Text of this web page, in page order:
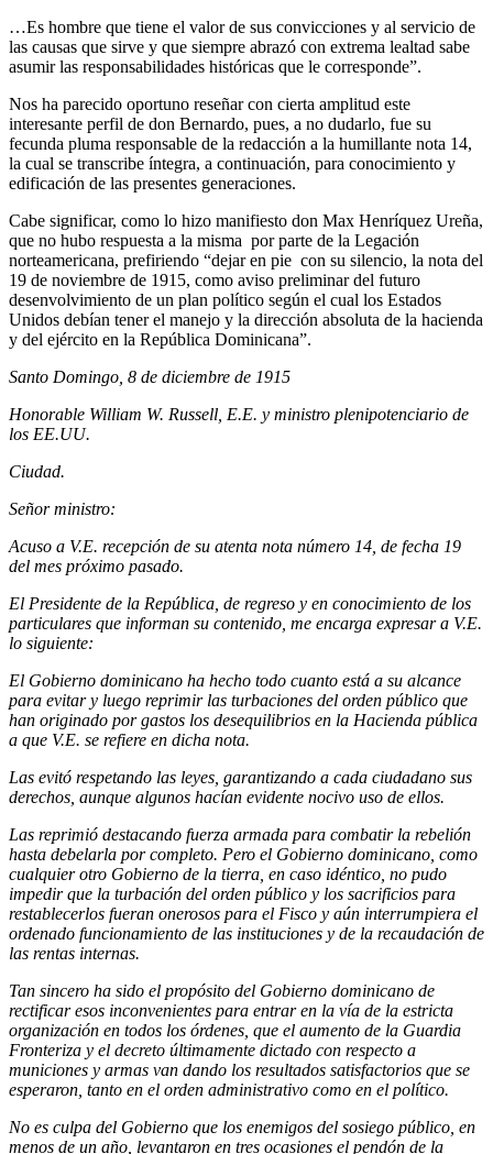
…Es hombre que tiene el valor de sus convicciones y al servicio de
las causas que sirve y que siempre abrazó con extrema lealtad sabe
asumir las responsabilidades históricas que le corresponde”.
Nos ha parecido oportuno reseñar con cierta amplitud este
interesante perfil de don Bernardo, pues, a no dudarlo, fue su
fecunda pluma responsable de la redacción a la humillante nota 14,
la cual se transcribe íntegra, a continuación, para conocimiento y
edificación de las presentes generaciones.
Cabe significar, como lo hizo manifiesto don Max Henríquez Ureña,
que no hubo respuesta a la misma por parte de la Legación
norteamericana, prefiriendo “dejar en pie con su silencio, la nota del
19 de noviembre de 1915, como aviso preliminar del futuro
desenvolvimiento de un plan político según el cual los Estados
Unidos debían tener el manejo y la dirección absoluta de la hacienda
y del ejército en la República Dominicana”.
Santo Domingo, 8 de diciembre de 1915
Honorable William W. Russell, E.E. y ministro plenipotenciario de
los EE.UU.
Ciudad.
Señor ministro:
Acuso a V.E. recepción de su atenta nota número 14, de fecha 19
del mes próximo pasado.
El Presidente de la República, de regreso y en conocimiento de los
particulares que informan su contenido, me encarga expresar a V.E.
lo siguiente:
El Gobierno dominicano ha hecho todo cuanto está a su alcance
para evitar y luego reprimir las turbaciones del orden público que
han originado por gastos los desequilibrios en la Hacienda pública
a que V.E. se refiere en dicha nota.
Las evitó respetando las leyes, garantizando a cada ciudadano sus
derechos, aunque algunos hacían evidente nocivo uso de ellos.
Las reprimió destacando fuerza armada para combatir la rebelión
hasta debelarla por completo. Pero el Gobierno dominicano, como
cualquier otro Gobierno de la tierra, en caso idéntico, no pudo
impedir que la turbación del orden público y los sacrificios para
restablecerlos fueran onerosos para el Fisco y aún interrumpiera el
ordenado funcionamiento de las instituciones y de la recaudación de
las rentas internas.
Tan sincero ha sido el propósito del Gobierno dominicano de
rectificar esos inconvenientes para entrar en la vía de la estricta
organización en todos los órdenes, que el aumento de la Guardia
Fronteriza y el decreto últimamente dictado con respecto a
municiones y armas van dando los resultados satisfactorios que se
esperaron, tanto en el orden administrativo como en el político.
No es culpa del Gobierno que los enemigos del sosiego público, en
menos de un año, levantaron en tres ocasiones el pendón de la